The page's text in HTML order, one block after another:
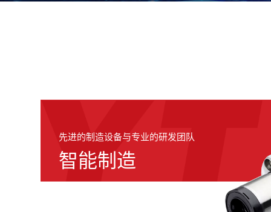
先进的制造设备与专业的研发团队
智能制造